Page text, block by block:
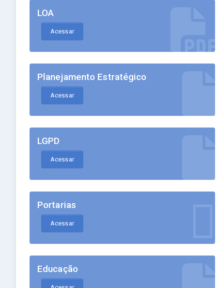
LOA
Acessar
Planejamento Estratégico
Acessar
LGPD
Acessar
Portarias
Acessar
Educação